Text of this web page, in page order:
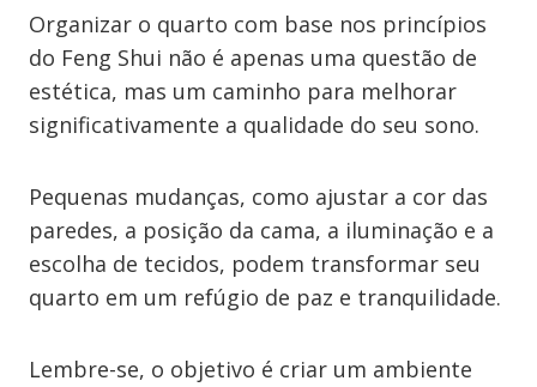
Organizar o quarto com base nos princípios
do Feng Shui não é apenas uma questão de
estética, mas um caminho para melhorar
significativamente a qualidade do seu sono.
Pequenas mudanças, como ajustar a cor das
paredes, a posição da cama, a iluminação e a
escolha de tecidos, podem transformar seu
quarto em um refúgio de paz e tranquilidade.
Lembre-se, o objetivo é criar um ambiente